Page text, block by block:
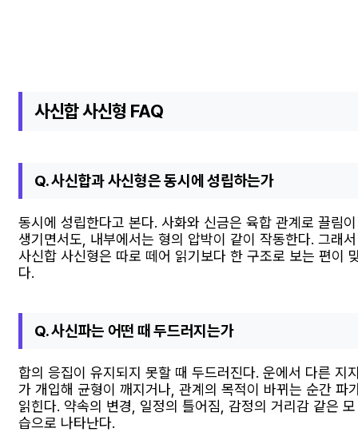
사신합 사신형 FAQ
Q. 사신합과 사신형은 동시에 성립하는가
동시에 성립한다고 본다. 사화와 신금은 육합 관계로 끌림이
생기면서도, 내부에서는 형의 압박이 같이 작동한다. 그래서
사신합 사신형은 따로 떼어 읽기보다 한 구조로 보는 편이
다.
Q. 사신파는 어떤 때 두드러지는가
합의 응집이 유지되지 못할 때 두드러진다. 운에서 다른 지
가 개입해 균형이 깨지거나, 관계의 목적이 바뀌는 순간 파
읽힌다. 약속의 변경, 일정의 틀어짐, 감정의 거리감 같은 모
습으로 나타난다.